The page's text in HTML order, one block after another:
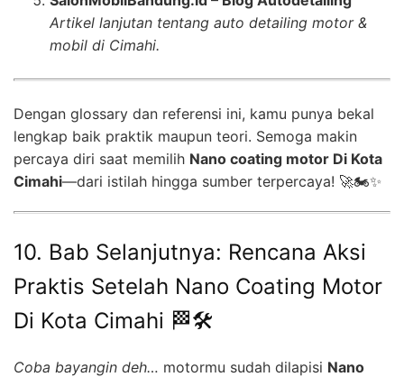
Artikel lanjutan tentang auto detailing motor &
mobil di Cimahi.
Dengan glossary dan referensi ini, kamu punya bekal
lengkap baik praktik maupun teori. Semoga makin
percaya diri saat memilih Nano coating motor Di Kota
Cimahi—dari istilah hingga sumber terpercaya! 🚀🏍️✨
10. Bab Selanjutnya: Rencana Aksi
Praktis Setelah Nano Coating Motor
Di Kota Cimahi 🏁🛠️
Coba bayangin deh… motormu sudah dilapisi Nano